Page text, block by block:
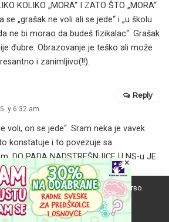
KOLIKO „MORA“ I ZATO ŠTO „MORA“
se „grašak ne voli ali se jede“ i „u školu
ne bi morao da budeš fizikalac“. Grašak
đubre. Obrazovanje je teško ali može
i zanimljivo(!!).
у 6:32 am
voli, on se jede“. Sram neka je vavek
konstatuje i to povezuje sa
DO PADA NADSTREŠNJICE U NS-u JE
DO TOGA ŠTO JE U
ISTE UČESTVOVAO NEKO KO NIJE
DA POSAO URADI DO KRAJA VEĆ
KOLIKO „MORA“ I ZATO ŠTO „MORA“
Reply
колачиће да побољша ваше искуство.
Прихватам
×